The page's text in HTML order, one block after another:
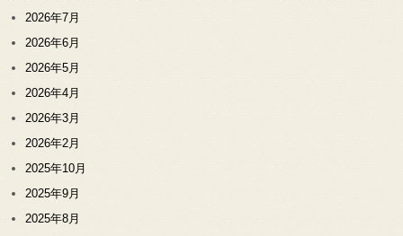
2026年7月
2026年6月
2026年5月
2026年4月
2026年3月
2026年2月
2025年10月
2025年9月
2025年8月